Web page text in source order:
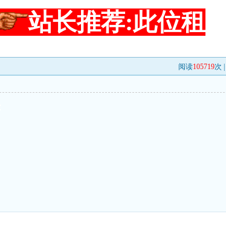
站长推荐:此位租
阅读105719次 |